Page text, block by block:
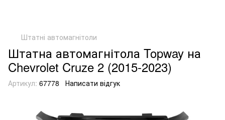
Штатні автомагнітоли
Штатна автомагнітола Topway на
Chevrolet Cruze 2 (2015-2023)
Артикул: 67778 Написати відгук